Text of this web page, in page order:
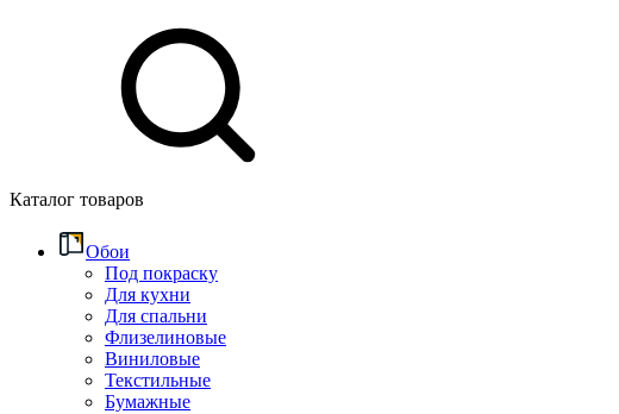
Каталог товаров
Обои
Под покраску
Для кухни
Для спальни
Флизелиновые
Виниловые
Текстильные
Бумажные